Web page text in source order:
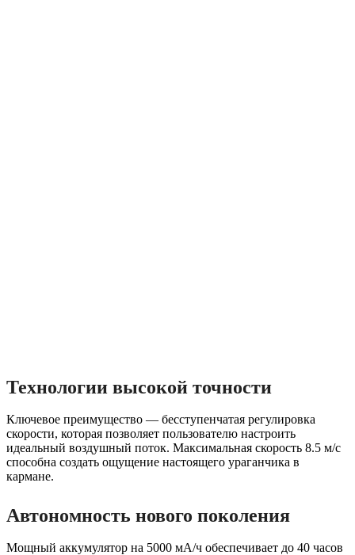
Технологии высокой точности
Ключевое преимущество — бесступенчатая регулировка
скорости, которая позволяет пользователю настроить
идеальный воздушный поток. Максимальная скорость 8.5 м/с
способна создать ощущение настоящего ураганчика в
кармане.
Автономность нового поколения
Мощный аккумулятор на 5000 мА/ч обеспечивает до 40 часов